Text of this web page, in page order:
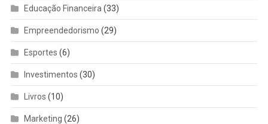
Educação Financeira (33)
Empreendedorismo (29)
Esportes (6)
Investimentos (30)
Livros (10)
Marketing (26)